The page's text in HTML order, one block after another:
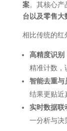
案。其核心产
台以及零售大
相比传统的红
高精度识别
精准计数，
智能去重与
结果更贴近
实时数据联
一分析与决